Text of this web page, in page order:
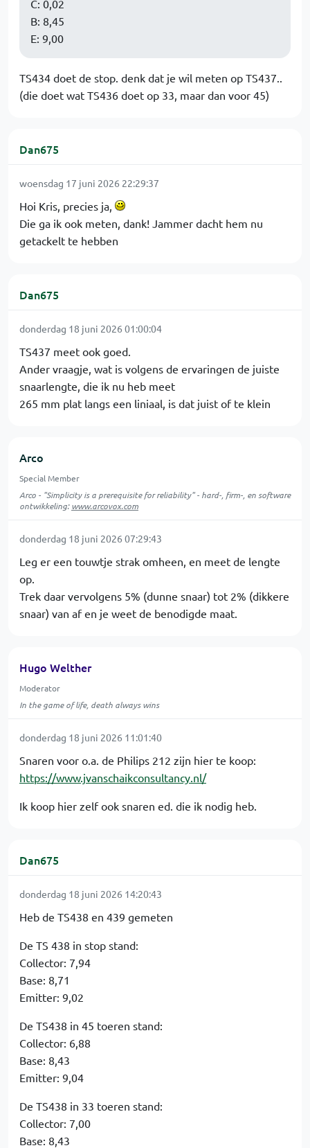
C: 0,02
B: 8,45
E: 9,00
TS434 doet de stop. denk dat je wil meten op TS437..
(die doet wat TS436 doet op 33, maar dan voor 45)
Dan675
woensdag 17 juni 2026 22:29:37
Hoi Kris, precies ja,
Die ga ik ook meten, dank! Jammer dacht hem nu
getackelt te hebben
Dan675
donderdag 18 juni 2026 01:00:04
TS437 meet ook goed.
Ander vraagje, wat is volgens de ervaringen de juiste
snaarlengte, die ik nu heb meet
265 mm plat langs een liniaal, is dat juist of te klein
Arco
Special Member
Arco - "Simplicity is a prerequisite for reliability" - hard-, firm-, en software
ontwikkeling:www.arcovox.com
donderdag 18 juni 2026 07:29:43
Leg er een touwtje strak omheen, en meet de lengte
op.
Trek daar vervolgens 5% (dunne snaar) tot 2% (dikkere
snaar) van af en je weet de benodigde maat.
Hugo Welther
Moderator
In the game of life, death always wins
donderdag 18 juni 2026 11:01:40
Snaren voor o.a. de Philips 212 zijn hier te koop:
https://www.jvanschaikconsultancy.nl/
Ik koop hier zelf ook snaren ed. die ik nodig heb.
Dan675
donderdag 18 juni 2026 14:20:43
Heb de TS438 en 439 gemeten
De TS 438 in stop stand:
Collector: 7,94
Base: 8,71
Emitter: 9,02
De TS438 in 45 toeren stand:
Collector: 6,88
Base: 8,43
Emitter: 9,04
De TS438 in 33 toeren stand:
Collector: 7,00
Base: 8,43